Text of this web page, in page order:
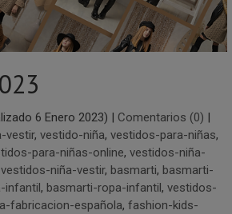
6 Enero 2023) | Comentarios (0) |
vestir, vestido-niña, vestidos-para-niñas,
para-niñas-online, vestidos-niña-
vestidos-niña-vestir, basmarti, basmarti-
infantil, basmarti-ropa-infantil, vestidos-
fabricacion-española, fashion-kids-